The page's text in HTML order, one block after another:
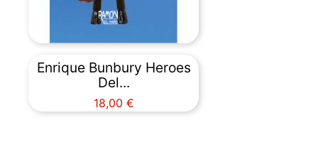
Enrique Bunbury Heroes
Del...
Precio
18,00 €